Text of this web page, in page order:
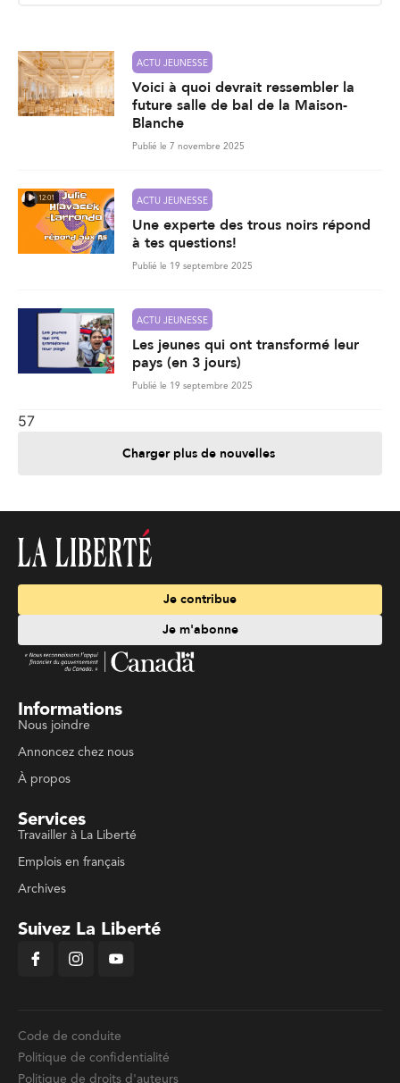
ACTU JEUNESSE
Voici à quoi devrait ressembler la
future salle de bal de la Maison-
Blanche
Publié le 7 novembre 2025
12:01 ACTU JEUNESSE
Une experte des trous noirs répond
à tes questions!
Publié le 19 septembre 2025
ACTU JEUNESSE
Les jeunes qui ont transformé leur
pays (en 3 jours)
Publié le 19 septembre 2025
57
Charger plus de nouvelles
Je contribue
Je m'abonne
Informations
Nous joindre
Annoncez chez nous
À propos
Services
Travailler à La Liberté
Emplois en français
Archives
Suivez La Liberté
Code de conduite
Politique de confidentialité
Politique de droits d'auteurs